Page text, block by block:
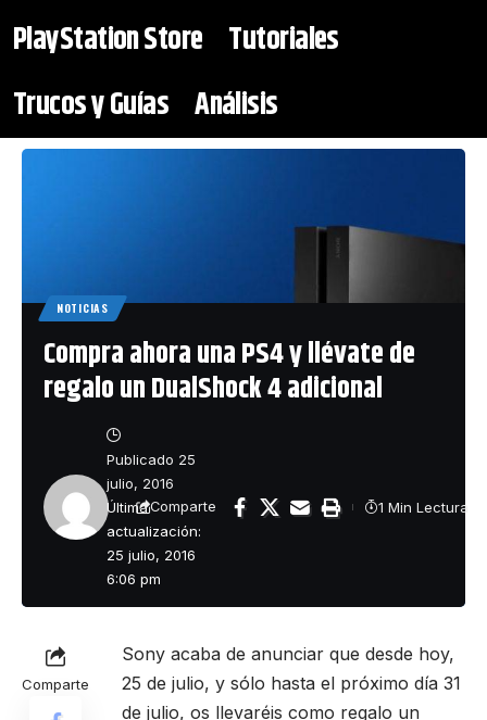
PlayStation Store Tutoriales
Trucos y Guías Análisis
NOTICIAS
Compra ahora una PS4 y llévate de
regalo un DualShock 4 adicional
Última
actualización:
25 julio, 2016
6:06 pm
Publicado 25
julio, 2016
Comparte 1 Min Lectura
Comparte
Sony acaba de anunciar que desde hoy,
25 de julio, y sólo hasta el próximo día 31
de julio, os llevaréis como regalo un